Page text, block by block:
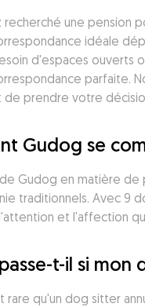
recherché une pension
idéale
d'espaces ouverts
parfaite.
de prendre votre
Gudog se
Gudog en matière de
traditionnels. Avec 9
et l'affection
t-il si
rare qu'un dog sitter